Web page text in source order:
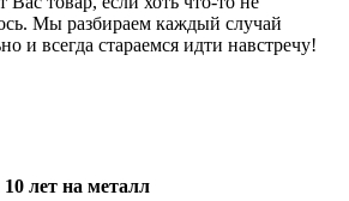
Мы разбираем каждый случай
и всегда стараемся идти навстречу!
лет на металл